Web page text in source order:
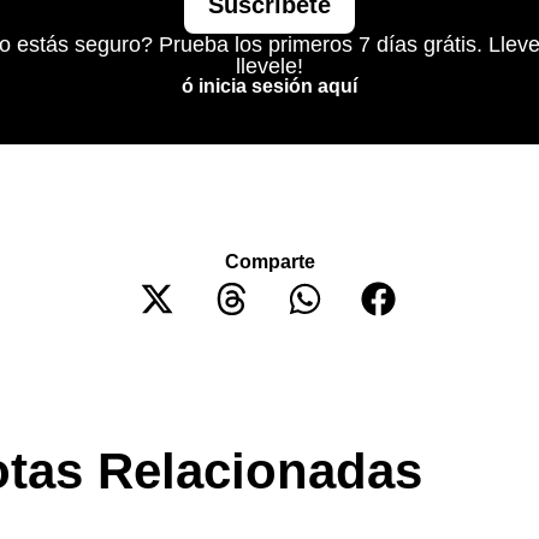
estás seguro? Prueba los primeros 7 días grátis.
llevele!
ó inicia sesión aquí
Comparte
Relacionadas